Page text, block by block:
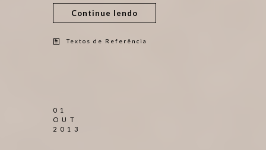
Continue lendo
Textos de Referência
01
OUT
2013